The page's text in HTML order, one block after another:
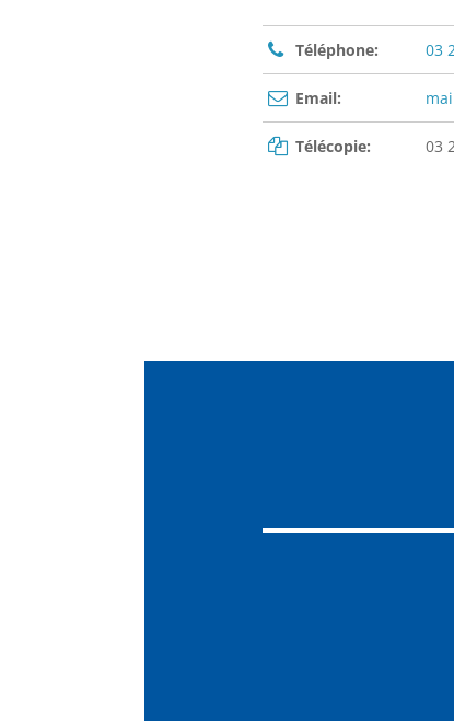
Téléphone: 03
Email:
Télécopie: 03